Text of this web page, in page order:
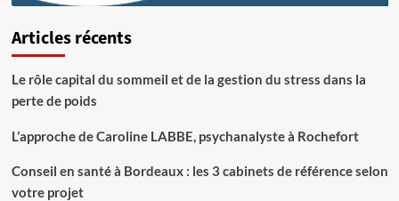
Articles récents
Le rôle capital du sommeil et de la gestion du stress dans la
perte de poids
L’approche de Caroline LABBE, psychanalyste à Rochefort
Conseil en santé à Bordeaux : les 3 cabinets de référence selon
votre projet